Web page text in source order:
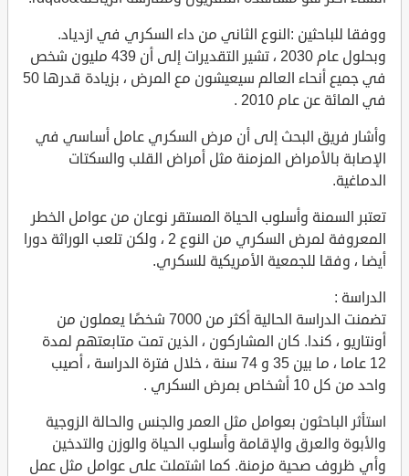
ووفقا للباحثين :النوع الثاني من داء السكري في ازدياد.
وبحلول عام 2030 ، تشير التقديرات إلى أن 439 مليون شخص
في جميع أنحاء العالم سيعيشون مع المرض ، بزيادة قدرها 50
في المائة عن عام 2010 .
وأشار فريق البحث إلى أن مرض السكري عامل أساسي في
الإصابة بالأمراض المزمنة مثل أمراض القلب والسكتات
الدماغية.
تعتبر السمنة وأسلوب الحياة المستقر نوعان من عوامل الخطر
المعروفة لمرض السكري من النوع 2 ، ولكن تلعب الوراثة دورا
أيضا ، وفقا للجمعية الأمريكية للسكري.
الدراسة :
تضمنت الدراسة الحالية أكثر من 7000 شخصًا يعملون من
أونتاريو ، كندا. كان المشاركون ، الذين تمت متابعتهم لمدة
12 عاما ، ما بين 35 و 74 سنة ، خلال فترة الدراسة ، أصيب
واحد من كل 10 أشخاص بمرض السكري .
استأثر الباحثون بعوامل مثل العمر والجنس والحالة الزوجية
والأبوة والعرق والإقامة وأسلوب الحياة والوزن والتدخين
وأي ظروف صحية مزمنة. كما اشتملت على عوامل مثل عمل